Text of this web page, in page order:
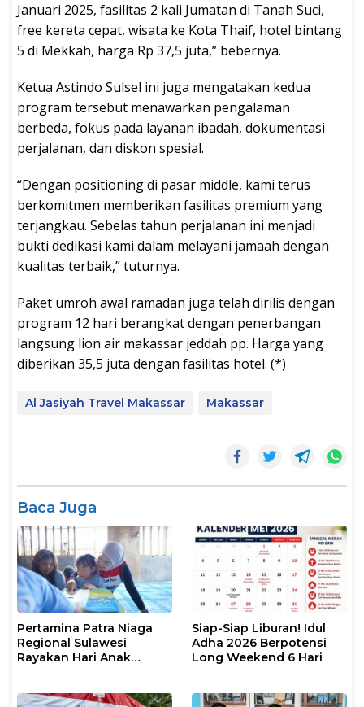
Januari 2025, fasilitas 2 kali Jumatan di Tanah Suci,
free kereta cepat, wisata ke Kota Thaif, hotel bintang
5 di Mekkah, harga Rp 37,5 juta,” bebernya.
Ketua Astindo Sulsel ini juga mengatakan kedua
program tersebut menawarkan pengalaman
berbeda, fokus pada layanan ibadah, dokumentasi
perjalanan, dan diskon spesial.
“Dengan positioning di pasar middle, kami terus
berkomitmen memberikan fasilitas premium yang
terjangkau. Sebelas tahun perjalanan ini menjadi
bukti dedikasi kami dalam melayani jamaah dengan
kualitas terbaik,” tuturnya.
Paket umroh awal ramadan juga telah dirilis dengan
program 12 hari berangkat dengan penerbangan
langsung lion air makassar jeddah pp. Harga yang
diberikan 35,5 juta dengan fasilitas hotel. (*)
Al Jasiyah Travel Makassar Makassar
Baca Juga
Pertamina Patra Niaga
Regional Sulawesi
Rayakan Hari Anak
Tumbuh Generasi
Siap-Siap Liburan! Idul
Adha 2026 Berpotensi
Long Weekend 6 Hari